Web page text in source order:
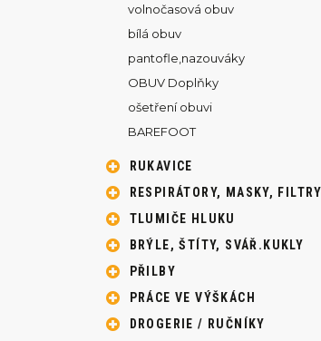
volnočasová obuv
bílá obuv
pantofle,nazouváky
OBUV Doplňky
ošetření obuvi
BAREFOOT
RUKAVICE
RESPIRÁTORY, MASKY, FILTRY
TLUMIČE HLUKU
BRÝLE, ŠTÍTY, SVÁŘ.KUKLY
PŘILBY
PRÁCE VE VÝŠKÁCH
DROGERIE / RUČNÍKY